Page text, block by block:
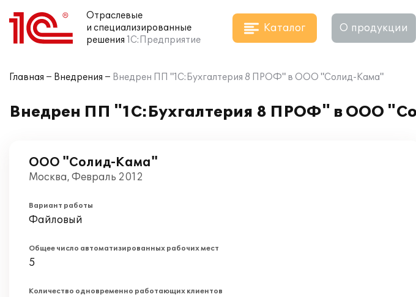
Отраслевые
и специализированные
решения 1С:Предприятие
Каталог О продукции
Главная Внедрения Внедрен ПП "1C:Бухгалтерия 8 ПРОФ" в ООО "Солид-Кама"
Внедрен ПП "1C:Бухгалтерия 8 ПРОФ" в ООО
ООО "Солид-Кама"
Москва, Февраль 2012
Вариант работы
Файловый
Общее число автоматизированных рабочих мест
5
Количество одновременно работающих клиентов